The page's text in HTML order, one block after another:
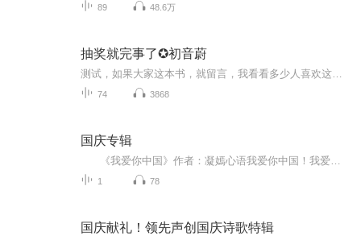
89 48.6万
抽奖就完事了✪初音蔚
74 3868
国庆专辑
1 78
国庆献礼！领先声创国庆诗歌特辑